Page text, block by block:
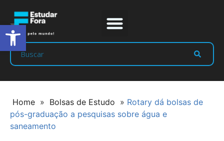
Home » Bolsas de Estudo » Rotary dá bolsas de
pós-graduação a pesquisas sobre água e
saneamento
Abrir a barra de ferramentas